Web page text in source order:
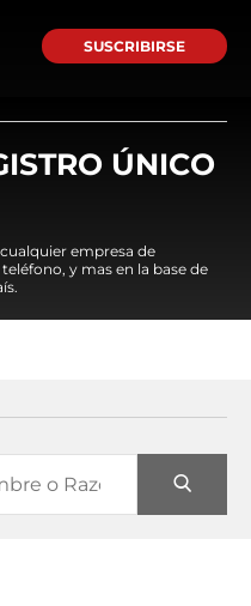
SUSCRIBIRSE
ÚNICO
empresa de
y mas en la base de